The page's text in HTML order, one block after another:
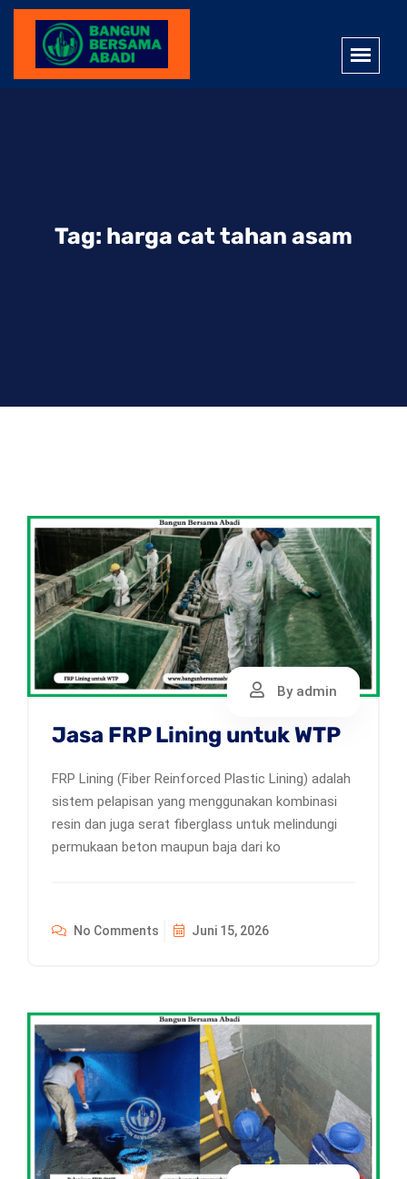
Tag: harga cat tahan asam
By admin
Jasa FRP Lining untuk WTP
FRP Lining (Fiber Reinforced Plastic Lining) adalah
sistem pelapisan yang menggunakan kombinasi
resin dan juga serat fiberglass untuk melindungi
permukaan beton maupun baja dari ko
No Comments Juni 15, 2026